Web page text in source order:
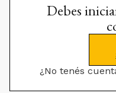
Debes
¿No tenés